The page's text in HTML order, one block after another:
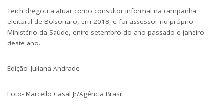
Teich chegou a atuar como consultor informal na campanha
eleitoral de Bolsonaro, em 2018, e foi assessor no próprio
Ministério da Saúde, entre setembro do ano passado e janeiro
deste ano.
Edição: Juliana Andrade
Foto- Marcello Casal Jr/Agência Brasil